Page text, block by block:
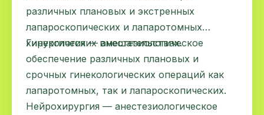
различных плановых и экстренных
лапароскопических и лапаротомных
хирургических вмешательствах.
Гинекология — анестезиологическое
обеспечение различных плановых и
срочных гинекологических операций как
лапаротомных, так и лапароскопических.
Нейрохирургия — анестезиологическое